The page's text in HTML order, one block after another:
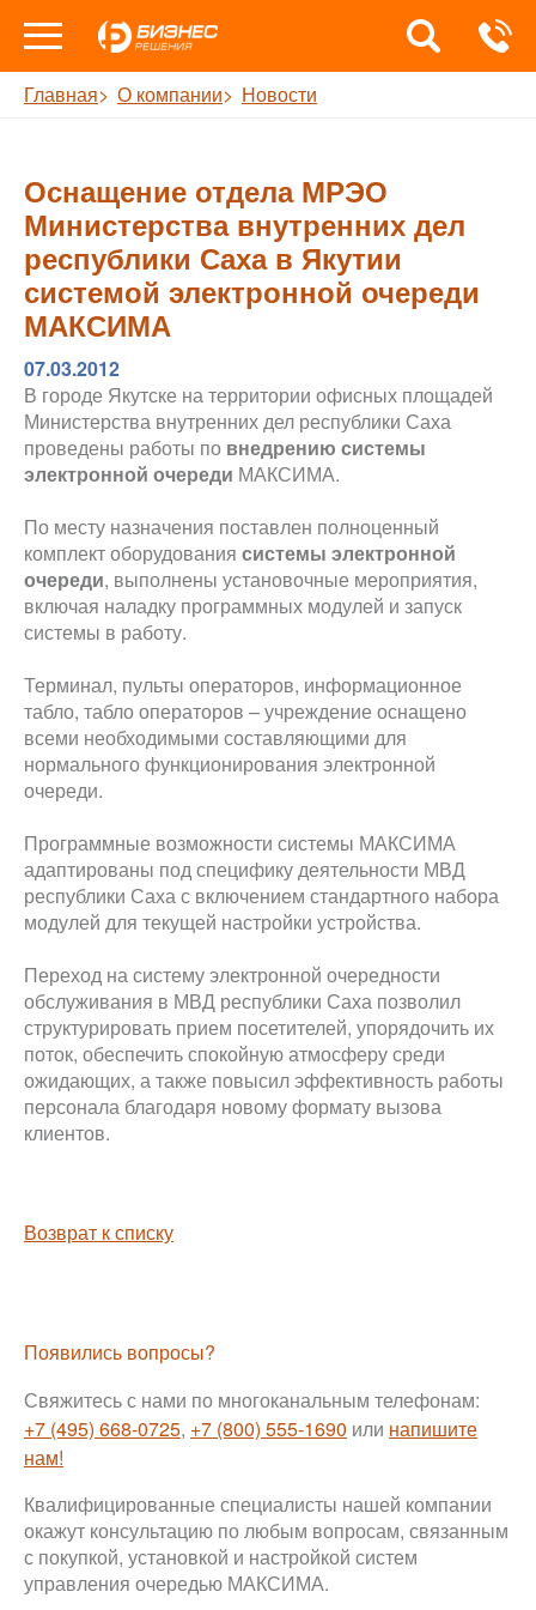
Главная О компании Новости
Оснащение отдела МРЭО
Министерства внутренних дел
республики Саха в Якутии
системой электронной очереди
МАКСИМА
07.03.2012
В городе Якутске на территории офисных площадей
Министерства внутренних дел республики Саха
проведены работы по внедрению системы
электронной очереди МАКСИМА.
По месту назначения поставлен полноценный
комплект оборудования системы электронной
очереди, выполнены установочные мероприятия,
включая наладку программных модулей и запуск
системы в работу.
Терминал, пульты операторов, информационное
табло, табло операторов – учреждение оснащено
всеми необходимыми составляющими для
нормального функционирования электронной
очереди.
Программные возможности системы МАКСИМА
адаптированы под специфику деятельности МВД
республики Саха с включением стандартного набора
модулей для текущей настройки устройства.
Переход на систему электронной очередности
обслуживания в МВД республики Саха позволил
структурировать прием посетителей, упорядочить их
поток, обеспечить спокойную атмосферу среди
ожидающих, а также повысил эффективность работы
персонала благодаря новому формату вызова
клиентов.
Возврат к списку
Появились вопросы?
Свяжитесь с нами по многоканальным телефонам:
+7 (495) 668-0725, +7 (800) 555-1690 или напишите
нам!
Квалифицированные специалисты нашей компании
окажут консультацию по любым вопросам, связанным
с покупкой, установкой и настройкой систем
управления очередью МАКСИМА.